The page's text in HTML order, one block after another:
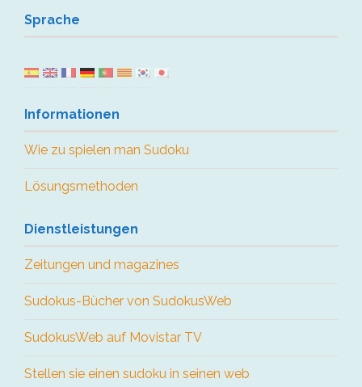
Sprache
Informationen
Wie zu spielen man Sudoku
Lösungsmethoden
Dienstleistungen
Zeitungen und magazines
Sudokus-Bücher von SudokusWeb
SudokusWeb auf Movistar TV
Stellen sie einen sudoku in seinen web